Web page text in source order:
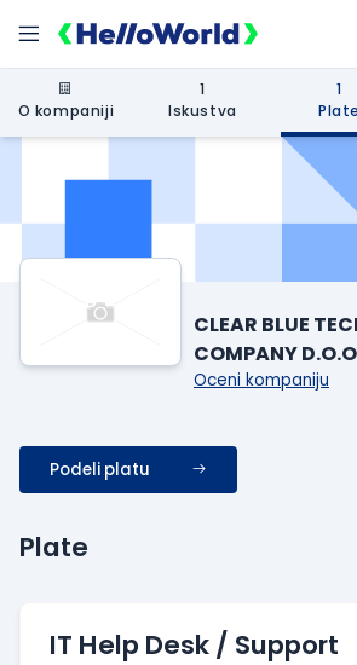
O kompaniji
1
Iskustva
1
Plate
CLEAR BLUE
COMPANY
Oceni kompaniju
Podeli platu
Plate
IT Help Desk / Support